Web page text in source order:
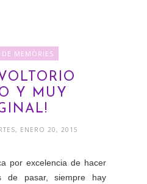
MEMÒRIES
Y MUY
ENERO 20, 2015
por excelencia de hacer
de pasar, siempre hay